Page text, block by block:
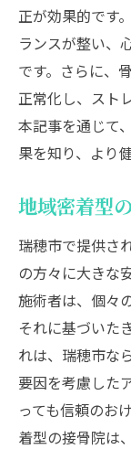
正が効果的です
ランスが整い、
です。さらに、
正常化し、スト
本記事を通じて
果を知り、より
地域密着型
瑞穂市で提供さ
の方々に大きな
施術者は、個々
それに基づいた
れは、瑞穂市な
要因を考慮した
っても信頼のお
着型の接骨院は